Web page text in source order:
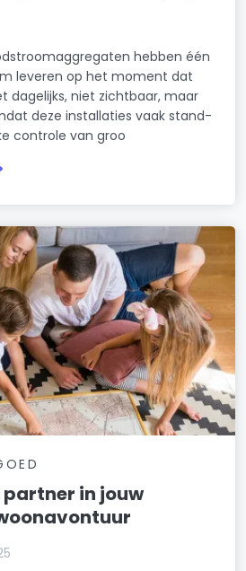
hebben één
leveren op het moment dat
dagelijks, niet zichtbaar, maar
deze installaties vaak stand-
controle van groo
partner in jouw